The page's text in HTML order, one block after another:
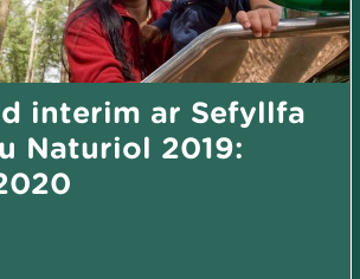
interim ar Sefyllfa
Naturiol 2019: